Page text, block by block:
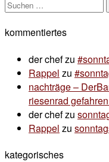
Suchen
kommentiertes
der chefzu
Rappel zu
nachträge –
riesenrad
der chefzu
Rappel zu
kategorisches